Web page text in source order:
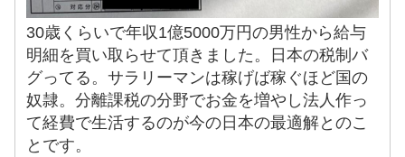
30歳くらいで年収1億5000万円の男性から給与
明細を買い取らせて頂きました。日本の税制バ
グってる。サラリーマンは稼げば稼ぐほど国の
奴隷。分離課税の分野でお金を増やし法人作っ
て経費で生活するのが今の日本の最適解とのこ
とです。